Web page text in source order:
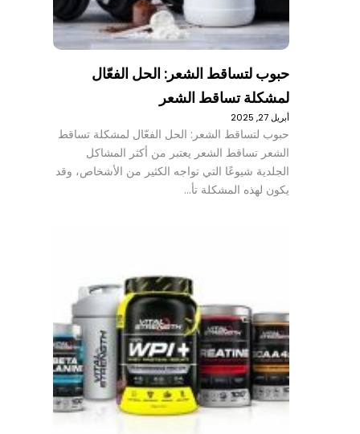
حبوب لتساقط الشعر: الحل الفعّال
لمشكلة تساقط الشعر
أبريل 27, 2025
حبوب لتساقط الشعر: الحل الفعّال لمشكلة تساقط
الشعر تساقط الشعر يعتبر من أكثر المشاكل
الجلدية شيوعًا التي تواجه الكثير من الأشخاص، وقد
يكون لهذه المشكلة تأ…